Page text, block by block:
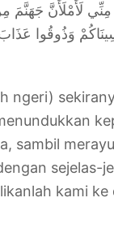
مِنِّي لَأَمْلَأَنَّ جَهَنَّمَ
إِنَّا نَسِينَاكُمْ وَذُوقُوا
ngeri)
sambil
sejelas-
kami